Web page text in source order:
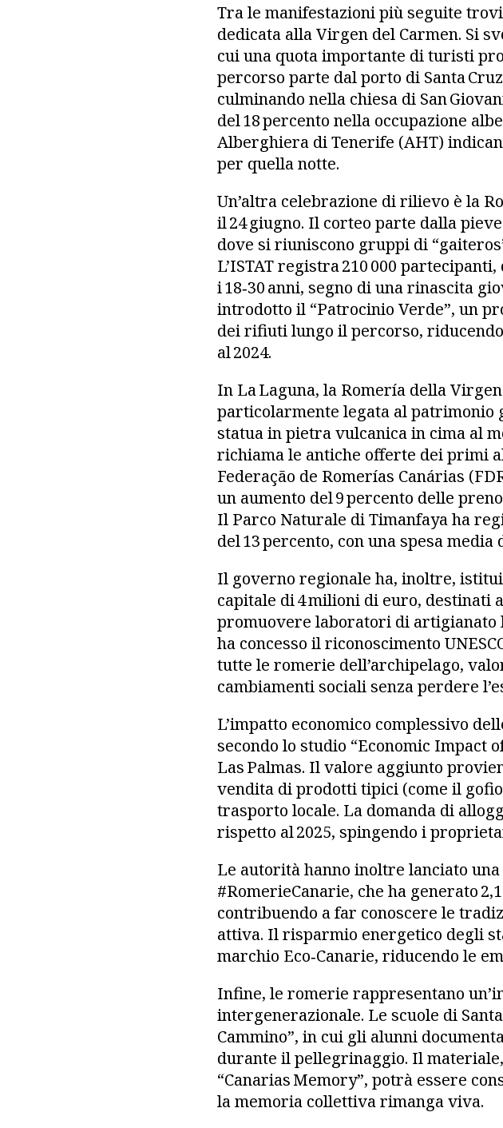
Tra le manifestazioni più seguite
dedicata alla Virgen del Carmen. Si
cui una quota importante di turisti
percorso parte dal porto di Santa
culminando nella chiesa di San
del 18 percento nella occupazione
Alberghiera di Tenerife (AHT)
per quella notte.
Un’altra celebrazione di rilievo è la
il 24 giugno. Il corteo parte dalla
dove si riuniscono gruppi di
L’ISTAT registra 210 000
i 18‑30 anni, segno di una rinascita
introdotto il “Patrocinio Verde”, un
dei rifiuti lungo il percorso,
al 2024.
In La Laguna, la Romería della
particolarmente legata al patrimonio
statua in pietra vulcanica in cima al
richiama le antiche offerte dei primi
Federação de Romerías Canárias
un aumento del 9 percento delle
Il Parco Naturale di Timanfaya ha
del 13 percento, con una spesa
Il governo regionale ha, inoltre,
capitale di 4 milioni di euro,
promuovere laboratori di artigianato
ha concesso il riconoscimento
tutte le romerie dell’archipelago,
cambiamenti sociali senza perdere
L’impatto economico complessivo
secondo lo studio “Economic Impact
Las Palmas. Il valore aggiunto
vendita di prodotti tipici (come il
trasporto locale. La domanda di
rispetto al 2025, spingendo i
Le autorità hanno inoltre lanciato una
#RomerieCanarie, che ha generato
contribuendo a far conoscere le
attiva. Il risparmio energetico degli
marchio Eco‑Canarie, riducendo le
Infine, le romerie rappresentano
intergenerazionale. Le scuole di
Cammino”, in cui gli alunni
durante il pellegrinaggio. Il
“Canarias Memory”, potrà essere
la memoria collettiva rimanga viva.